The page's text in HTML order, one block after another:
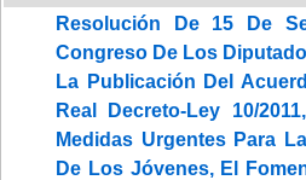
Resolución De 15 De
Congreso De Los
La Publicación Del
Real Decreto-Ley 10/
Medidas Urgentes Para
De Los Jóvenes, El